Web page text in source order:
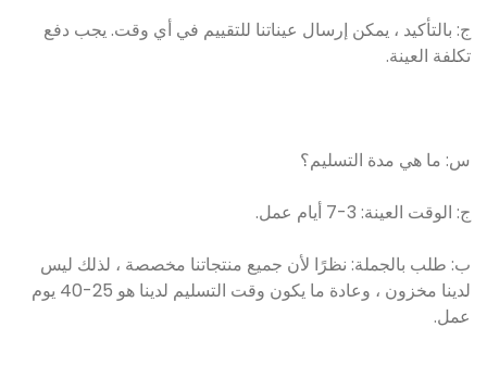
ج: بالتأكيد ، يمكن إرسال عيناتنا للتقييم في أي وقت. يجب دفع
تكلفة العينة.
س: ما هي مدة التسليم؟
ج: الوقت العينة: 3-7 أيام عمل.
ب: طلب بالجملة: نظرًا لأن جميع منتجاتنا مخصصة ، لذلك ليس
لدينا مخزون ، وعادة ما يكون وقت التسليم لدينا هو 25-40 يوم
عمل.